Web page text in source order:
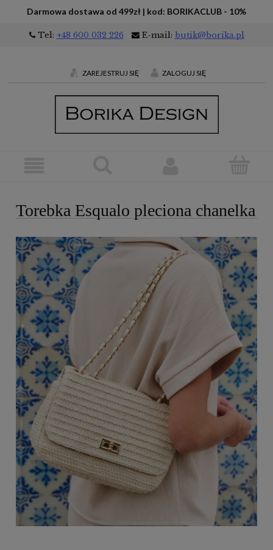
Darmowa dostawa od 499zł | kod: BORIKACLUB - 10%
Tel: +48 600 032 226 E-mail: butik@borika.pl
ZAREJESTRUJ SIĘ ZALOGUJ SIĘ
Torebka Esqualo pleciona chanelka